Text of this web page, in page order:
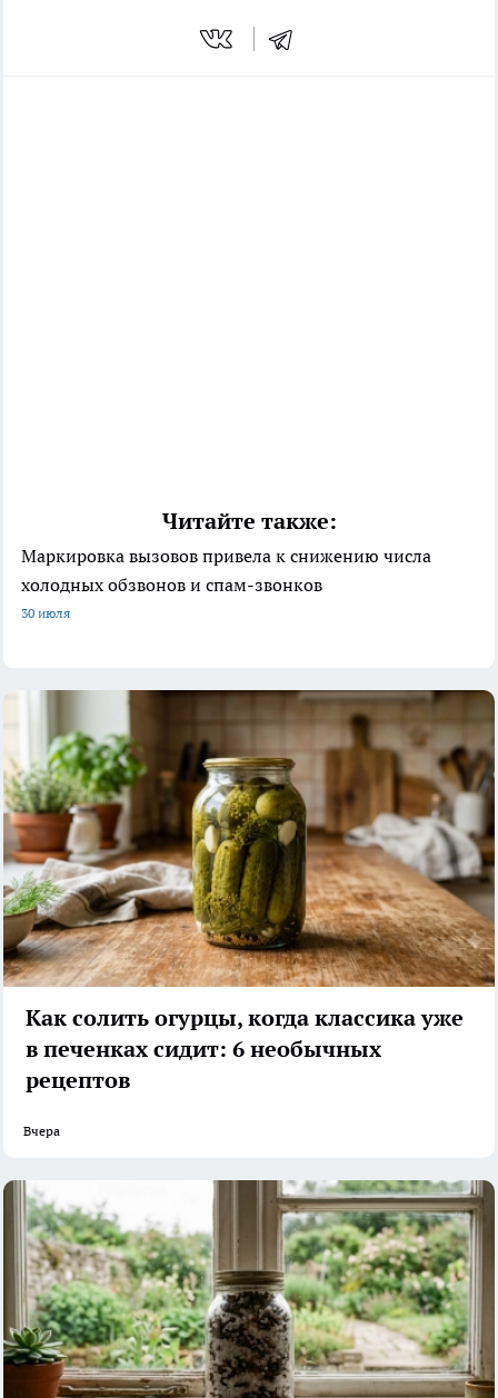
Читайте также:
Маркировка вызовов привела к снижению числа
холодных обзвонов и спам-звонков
30 июля
Как солить огурцы, когда классика уже
в печенках сидит: 6 необычных
рецептов
Вчера